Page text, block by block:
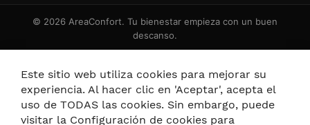
© 2026 AreaConfort. Tu bienestar empieza con un buen
descanso.
Este sitio web utiliza cookies para mejorar su
experiencia. Al hacer clic en 'Aceptar', acepta el
uso de TODAS las cookies. Sin embargo, puede
visitar la Configuración de cookies para